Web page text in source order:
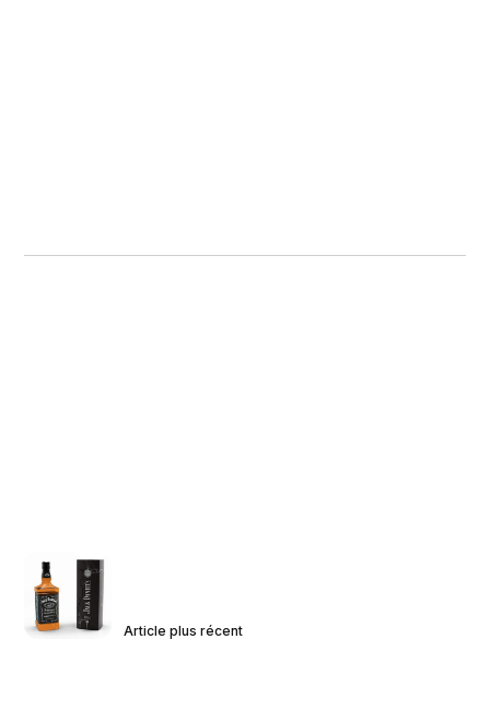
Article plus récent